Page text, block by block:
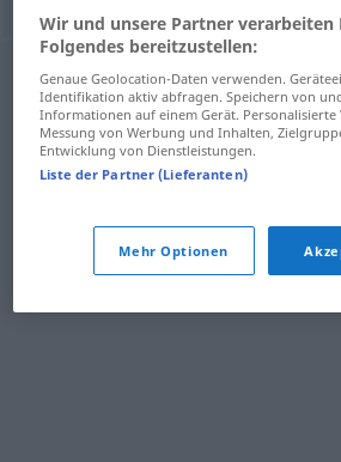
Wir und unsere Partner verarbeiten
Folgendes bereitzustellen:
Genaue Geolocation-Daten verwenden.
Identifikation aktiv abfragen. Speichern von
Informationen auf einem Gerät.
Messung von Werbung und Inhalten,
Entwicklung von Dienstleistungen.
Liste der Partner (Lieferanten)
Mehr Optionen